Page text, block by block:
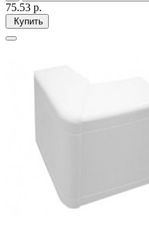
75.53 р.
Купить